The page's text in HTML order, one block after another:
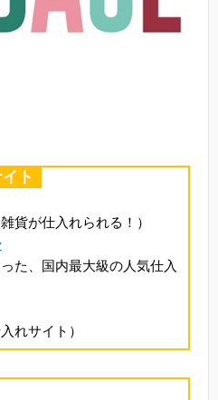
ト
貨が仕入れられる！）
た、国内最大級の人気仕入
れサイト）